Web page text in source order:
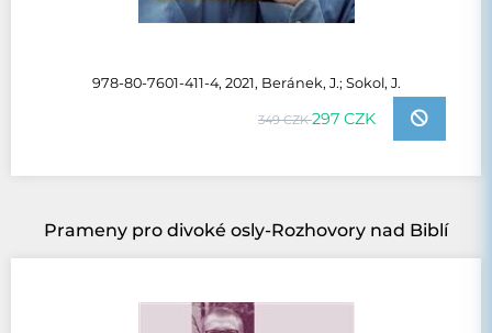
978-80-7601-411-4, 2021, Beránek, J.; Sokol, J.
349 CZK297 CZK
Prameny pro divoké osly-Rozhovory nad Biblí